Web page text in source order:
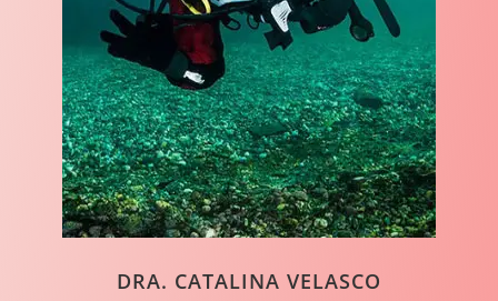
DRA. CATALINA VELASCO